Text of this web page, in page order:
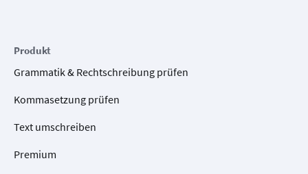
Produkt
Grammatik & Rechtschreibung prüfen
Kommasetzung prüfen
Text umschreiben
Premium